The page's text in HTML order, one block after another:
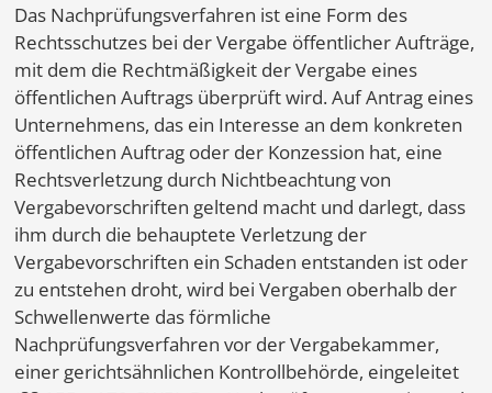
Das Nachprüfungsverfahren ist eine Form des
Rechtsschutzes bei der Vergabe öffentlicher Aufträge,
mit dem die Rechtmäßigkeit der Vergabe eines
öffentlichen Auftrags überprüft wird. Auf Antrag eines
Unternehmens, das ein Interesse an dem konkreten
öffentlichen Auftrag oder der Konzession hat, eine
Rechtsverletzung durch Nichtbeachtung von
Vergabevorschriften geltend macht und darlegt, dass
ihm durch die behauptete Verletzung der
Vergabevorschriften ein Schaden entstanden ist oder
zu entstehen droht, wird bei Vergaben oberhalb der
Schwellenwerte das förmliche
Nachprüfungsverfahren vor der Vergabekammer,
einer gerichtsähnlichen Kontrollbehörde, eingeleitet